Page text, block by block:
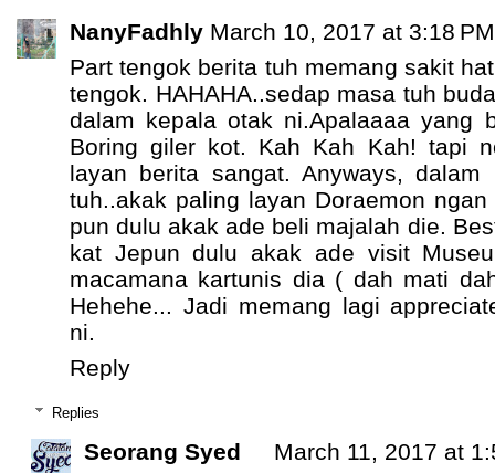
NanyFadhly March 10, 2017 at 3:18 PM
Part tengok berita tuh memang sakit
tengok. HAHAHA..sedap masa tuh
dalam kepala otak ni.Apalaaaa yang
Boring giler kot. Kah Kah Kah! tapi
layan berita sangat. Anyways, dalam
tuh..akak paling layan Doraemon
pun dulu akak ade beli majalah die.
kat Jepun dulu akak ade visit
macamana kartunis dia ( dah mati
Hehehe... Jadi memang lagi
ni.
Reply
Replies
Seorang Syed
March 11, 2017 at